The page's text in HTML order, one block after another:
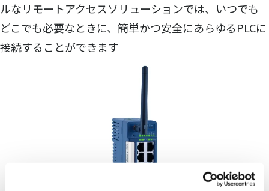
ルなリモートアクセスソリューションでは、いつでも
どこでも必要なときに、簡単かつ安全にあらゆるPLCに
接続することができます